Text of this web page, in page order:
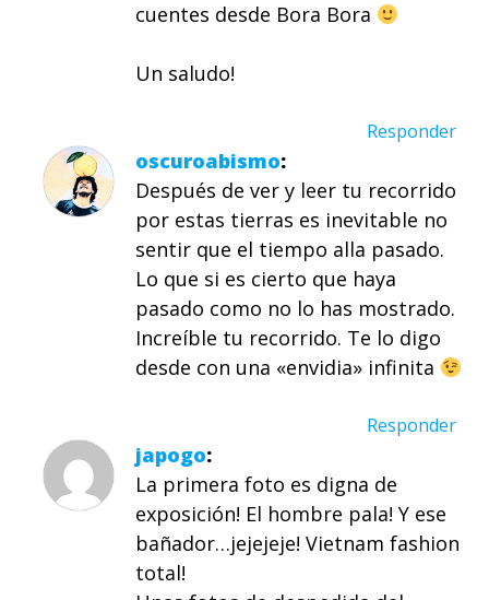
cuentes desde Bora Bora
Un saludo!
Responder
oscuroabismo
Después de ver y leer tu recorrido
por estas tierras es inevitable no
sentir que el tiempo alla pasado.
Lo que si es cierto que haya
pasado como no lo has mostrado.
Increíble tu recorrido. Te lo digo
desde con una «envidia» infinita
Responder
japogo
La primera foto es digna de
exposición! El hombre pala! Y ese
bañador…jejejeje! Vietnam fashion
total!